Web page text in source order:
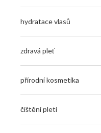
hydratace vlasů
zdravá pleť
přírodní kosmetika
čištění pleti